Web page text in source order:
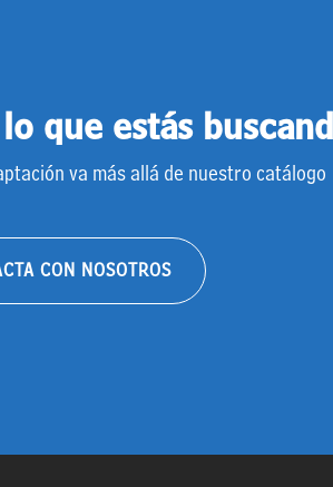
que estás
va más allá de nuestro catálogo
CON NOSOTROS